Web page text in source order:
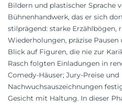
Bildern und plastischer Sprache
Bühnenhandwerk, das er sich
stilprägend: starke Erzählbögen,
Wiederholungen, präzise
Blick auf Figuren, die nie zur
Rasch folgten Einladungen in
Comedy‑Häuser; Jury‑Preise und
Nachwuchsauszeichnungen
Gesicht mit Haltung. In dieser